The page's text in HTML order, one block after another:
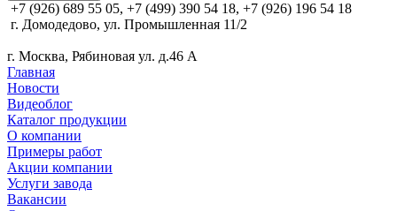
+7 (926) 689 55 05, +7 (499) 390 54 18, +7 (926) 196 54 18
г. Домодедово, ул. Промышленная 11/2
г. Москва, Рябиновая ул. д.46 А
Главная
Новости
Видеоблог
Каталог продукции
О компании
Примеры работ
Акции компании
Услуги завода
Вакансии